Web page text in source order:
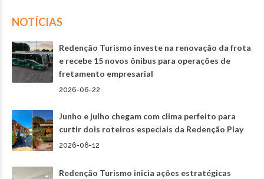
NOTÍCIAS
Redenção Turismo investe na renovação da frota
e recebe 15 novos ônibus para operações de
fretamento empresarial
2026-06-22
Junho e julho chegam com clima perfeito para
curtir dois roteiros especiais da Redenção Play
2026-06-12
Redenção Turismo inicia ações estratégicas